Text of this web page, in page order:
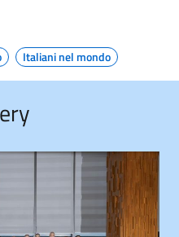
Italiani nel mondo